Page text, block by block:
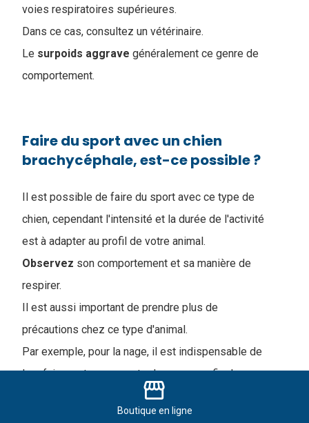
voies respiratoires supérieures.
Dans ce cas, consultez un vétérinaire.
Le surpoids aggrave généralement ce genre de
comportement.
Faire du sport avec un chien
brachycéphale, est-ce possible ?
Il est possible de faire du sport avec ce type de
chien, cependant l'intensité et la durée de l'activité
est à adapter au profil de votre animal.
Observez son comportement et sa manière de
respirer.
Il est aussi important de prendre plus de
précautions chez ce type d'animal.
Par exemple, pour la nage, il est indispensable de
leur faire porter une veste de secours afin de
prendre le relais s'ils s'épuisent.
storefront
Boutique en ligne